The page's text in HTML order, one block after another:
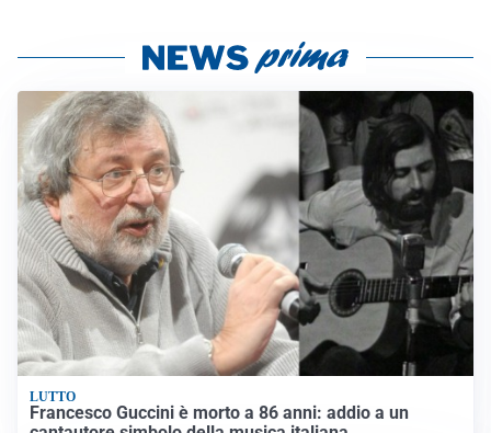
LUTTO
Francesco Guccini è morto a 86 anni: addio a un